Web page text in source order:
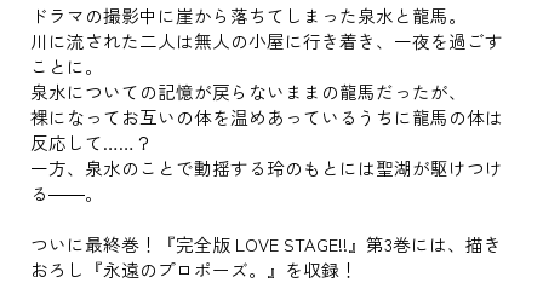
ドラマの撮影中に崖から落ちてしまった泉水と龍馬。
川に流された二人は無人の小屋に行き着き、一夜を過ごす
ことに。
泉水についての記憶が戻らないままの龍馬だったが、
裸になってお互いの体を温めあっているうちに龍馬の体は
反応して……？
一方、泉水のことで動揺する玲のもとには聖湖が駆けつけ
る――。
ついに最終巻！『完全版 LOVE STAGE!!』第3巻には、描き
おろし『永遠のプロポーズ。』を収録！